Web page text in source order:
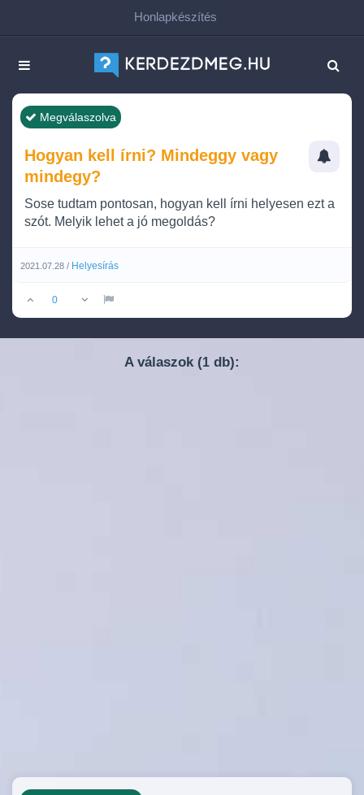
Honlapkészítés
Megválaszolva
Hogyan kell írni? Mindeggy vagy
mindegy?
Sose tudtam pontosan, hogyan kell írni helyesen ezt a
szót. Melyik lehet a jó megoldás?
2021.07.28 / Helyesírás
0
A válaszok (1 db):